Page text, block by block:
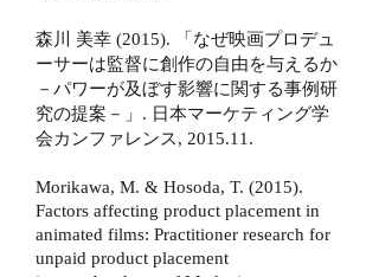
森川 美幸 (2015). 「なぜ映画プロデュ
ーサーは監督に創作の自由を与えるか
－パワーが及ぼす影響に関する事例研
究の提案－」. 日本マーケティング学
会カンファレンス, 2015.11.
Morikawa, M. & Hosoda, T. (2015).
Factors affecting product placement in
animated films: Practitioner research for
unpaid product placement